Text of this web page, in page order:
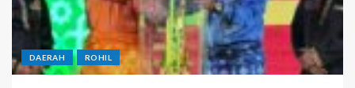
DAERAH ROHIL